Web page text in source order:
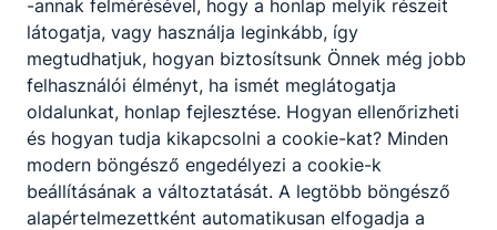
Grappling U20–as
Világbajnokságon
3. helyezést ért el
Nagy Lőrinc Sándor 12.
b
2023. szeptember
-annak felmérésével, hogy a honlap melyik részeit
látogatja, vagy használja leginkább, így
megtudhatjuk, hogyan biztosítsunk Önnek még jobb
felhasználói élményt, ha ismét meglátogatja
oldalunkat, honlap fejlesztése. Hogyan ellenőrizheti
és hogyan tudja kikapcsolni a cookie-kat? Minden
modern böngésző engedélyezi a cookie-k
beállításának a változtatását. A legtöbb böngésző
alapértelmezettként automatikusan elfogadja a